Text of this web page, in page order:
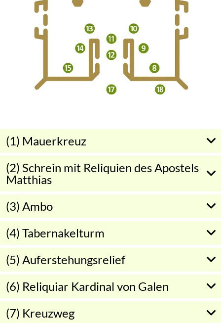
(1) Mauerkreuz
(2) Schrein mit Reliquien des Apostels
Matthias
(3) Ambo
(4) Tabernakelturm
(5) Auferstehungsrelief
(6) Reliquiar Kardinal von Galen
(7) Kreuzweg